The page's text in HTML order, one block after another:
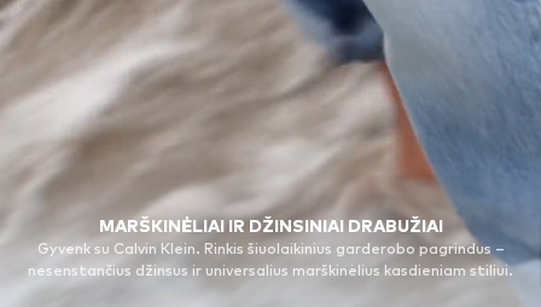
MARŠKINĖLIAI IR DŽINSINIAI DRABUŽIAI
Gyvenk su Calvin Klein. Rinkis šiuolaikinius garderobo pagrindus –
nesenstančius džinsus ir universalius marškinėlius kasdieniam stiliui.